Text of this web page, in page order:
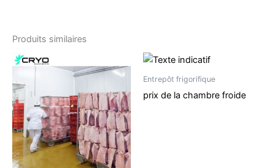
Produits similaires
Entrepôt frigorifique
prix de la chambre froide